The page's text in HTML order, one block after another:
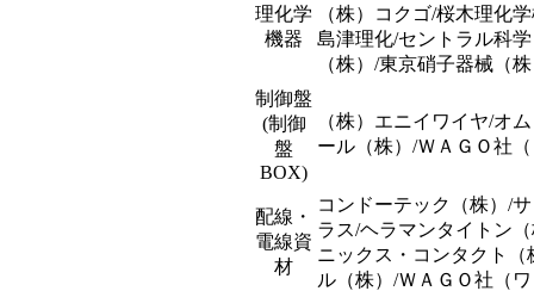
理化学
機器
（株）コクゴ/桜木理化
島津理化/セントラル科
（株）/東京硝子器械（
制御盤
(制御
盤
BOX)
（株）エニイワイヤ/オ
ール（株）/ＷＡＧＯ社
配線・
電線資
材
コンドーテック（株）/
ラス/ヘラマンタイトン
ニックス・コンタクト
ル（株）/ＷＡＧＯ社（